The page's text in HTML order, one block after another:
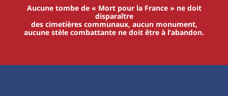
Aucune tombe de « Mort pour la France » ne doit
disparaître
des cimetières communaux, aucun monument,
aucune stèle combattante ne doit être à l’abandon.